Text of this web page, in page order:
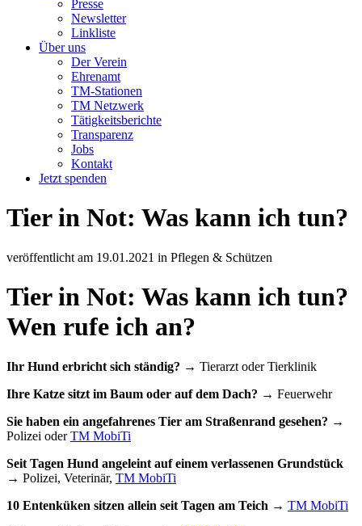
Presse
Newsletter
Linkliste
Über uns
Der Verein
Ehrenamt
TM-Stationen
TM Netzwerk
Tätigkeitsberichte
Transparenz
Jobs
Kontakt
Jetzt spenden
Tier in Not: Was kann ich tun?
veröffentlicht am 19.01.2021 in Pflegen & Schützen
Tier in Not: Was kann ich tun?
Wen rufe ich an?
Ihr Hund erbricht sich ständig? → Tierarzt oder Tierklinik
Ihre Katze sitzt im Baum oder auf dem Dach? → Feuerwehr
Sie haben ein angefahrenes Tier am Straßenrand gesehen? →
Polizei oderTM MobiTi
Seit Tagen Hund angeleint auf einem verlassenen Grundstück
→ Polizei, Veterinär, TM MobiTi
10 Entenküken sitzen allein seit Tagen am Teich → TM MobiTi